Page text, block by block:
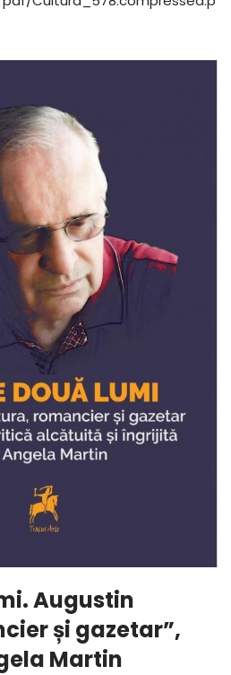
Augustin
și gazetar”,
Martin